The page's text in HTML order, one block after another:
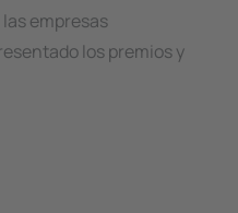
empresas
los premios y